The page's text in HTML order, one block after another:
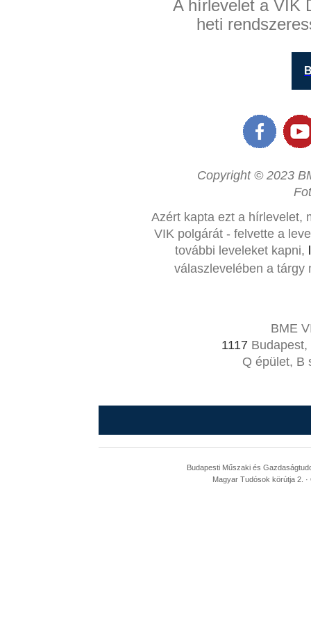
A hírlevelet a VIK
heti
Copyright © 2023
Azért kapta ezt a hírlevelet,
VIK polgárát - felvette a
további leveleket kapni,
válaszlevelében a tárgy
BME
1117
Q épület, B
Budapesti Műszaki és
Magyar Tudósok körútja 2. ·